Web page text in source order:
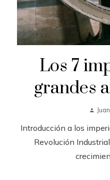
Los 7
grandes
Introducción a los
Revolución